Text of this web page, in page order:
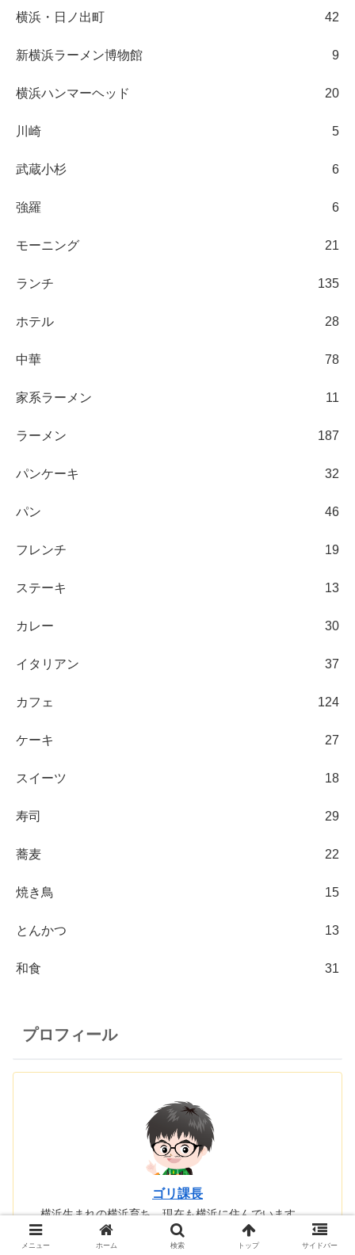
横浜・日ノ出町 42
新横浜ラーメン博物館 9
横浜ハンマーヘッド 20
川崎 5
武蔵小杉 6
強羅 6
モーニング 21
ランチ 135
ホテル 28
中華 78
家系ラーメン 11
ラーメン 187
パンケーキ 32
パン 46
フレンチ 19
ステーキ 13
カレー 30
イタリアン 37
カフェ 124
ケーキ 27
スイーツ 18
寿司 29
蕎麦 22
焼き鳥 15
とんかつ 13
和食 31
プロフィール
ゴリ課長
横浜生まれの横浜育ち、現在も横浜に住んでいます。
みなとみらい、桜木町、横浜駅周辺、中華街を中心に
食べ歩くのが好きです。
メニュー ホーム 検索 トップ サイドバー